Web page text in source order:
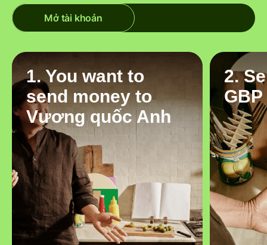
Mở tài khoản
1. You want to
send money to
Vương quốc Anh
2.
GBP